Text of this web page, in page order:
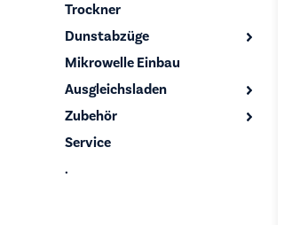
Trockner
Dunstabzüge
Mikrowelle Einbau
Ausgleichsladen
Zubehör
Service
.